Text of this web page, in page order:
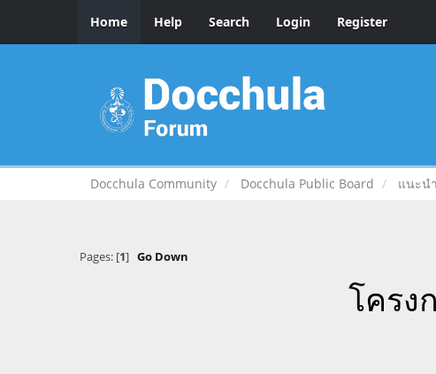
Home Help Search Login Register
Docchula Community Docchula Public Board แนะน
Pages: [1] Go Down
โครง